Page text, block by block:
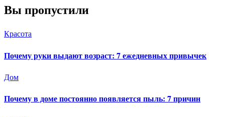
Вы пропустили
Красота
Почему руки выдают возраст: 7 ежедневных привычек
Дом
Почему в доме постоянно появляется пыль: 7 причин